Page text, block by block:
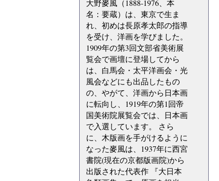
大野麥風（1888-1976、本
名：要蔵）は、東京で生ま
れ、初めは長原孝太郎の指導
を受け、洋画を学びました。
1909年の第3回文部省美術展
覧会で画壇に登場してから
は、白馬会・太平洋画会・光
風会などにも出品したもの
の、やがて、洋画から日本画
に転向し、1919年の第1回帝
国美術院展覧会では、日本画
で入選しています。 さら
に、木版画を手がけるように
なった麥風は、1937年に西宮
書院(現在の京都版画院)から
出版された代表作 『大日本